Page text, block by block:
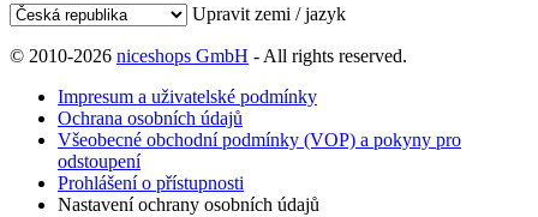
Upravit zemi / jazyk
© 2010-2026 niceshops GmbH - All rights reserved.
Impresum a uživatelské podmínky
Ochrana osobních údajů
Všeobecné obchodní podmínky (VOP) a pokyny pro
odstoupení
Prohlášení o přístupnosti
Nastavení ochrany osobních údajů